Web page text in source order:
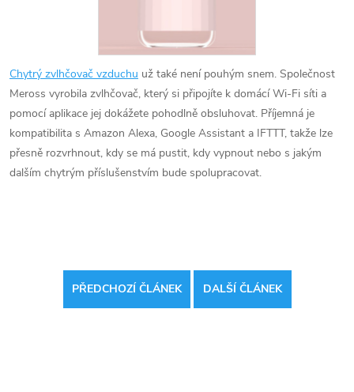
Chytrý zvlhčovač vzduchu už také není pouhým snem. Společnost
Meross vyrobila zvlhčovač, který si připojíte k domácí Wi-Fi síti a
pomocí aplikace jej dokážete pohodlně obsluhovat. Příjemná je
kompatibilita s Amazon Alexa, Google Assistant a IFTTT, takže lze
přesně rozvrhnout, kdy se má pustit, kdy vypnout nebo s jakým
dalším chytrým příslušenstvím bude spolupracovat.
PŘEDCHOZÍ ČLÁNEK DALŠÍ ČLÁNEK